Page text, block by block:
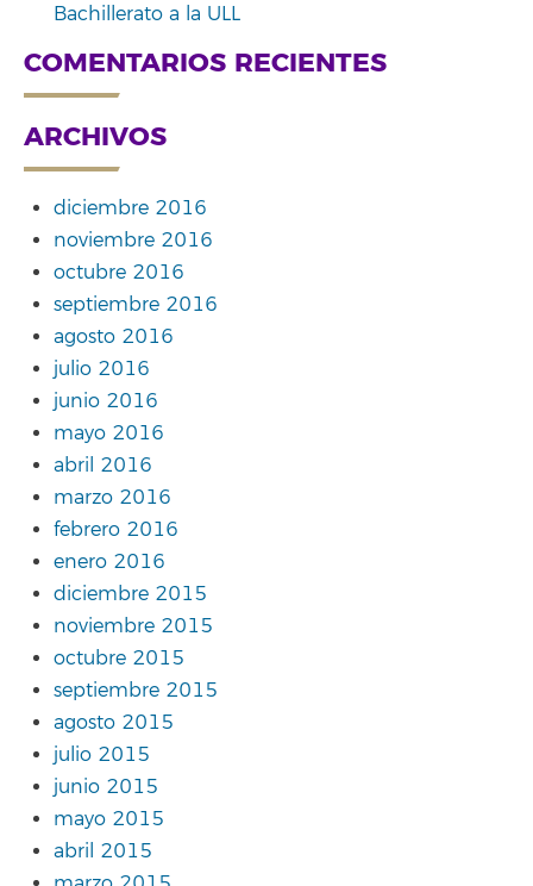
Bachillerato a la ULL
COMENTARIOS RECIENTES
ARCHIVOS
diciembre 2016
noviembre 2016
octubre 2016
septiembre 2016
agosto 2016
julio 2016
junio 2016
mayo 2016
abril 2016
marzo 2016
febrero 2016
enero 2016
diciembre 2015
noviembre 2015
octubre 2015
septiembre 2015
agosto 2015
julio 2015
junio 2015
mayo 2015
abril 2015